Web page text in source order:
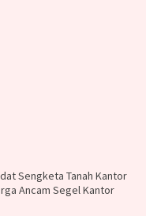
Sengketa Tanah Kantor
Ancam Segel Kantor